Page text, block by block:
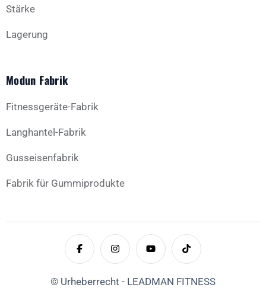
Stärke
Lagerung
Modun Fabrik
Fitnessgeräte-Fabrik
Langhantel-Fabrik
Gusseisenfabrik
Fabrik für Gummiprodukte
© Urheberrecht - LEADMAN FITNESS